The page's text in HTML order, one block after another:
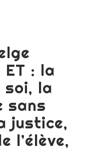
: la
soi, la
sans
justice,
l’élève,